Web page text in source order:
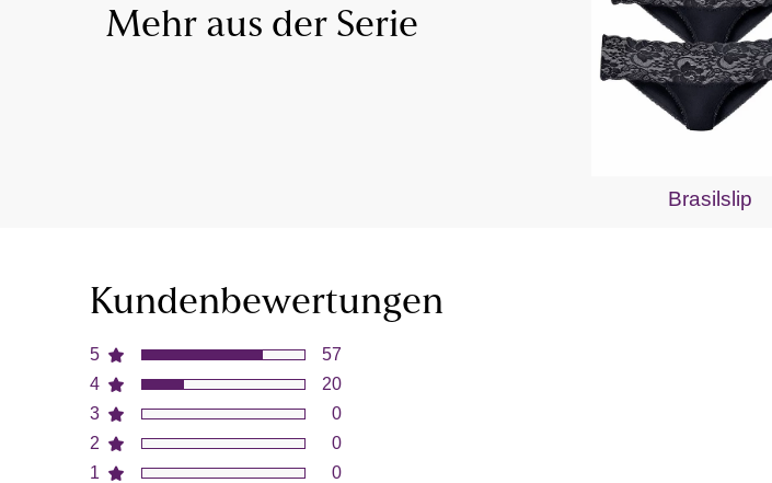
Mehr aus der Serie
Brasilslip
Kundenbewertungen
5
4
3
2
1
57
20
0
0
0